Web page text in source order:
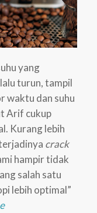
yang
turun, tampil
waktu dan suhu
Arif cukup
Kurang lebih
crack
hampir tidak
salah satu
lebih optimal”